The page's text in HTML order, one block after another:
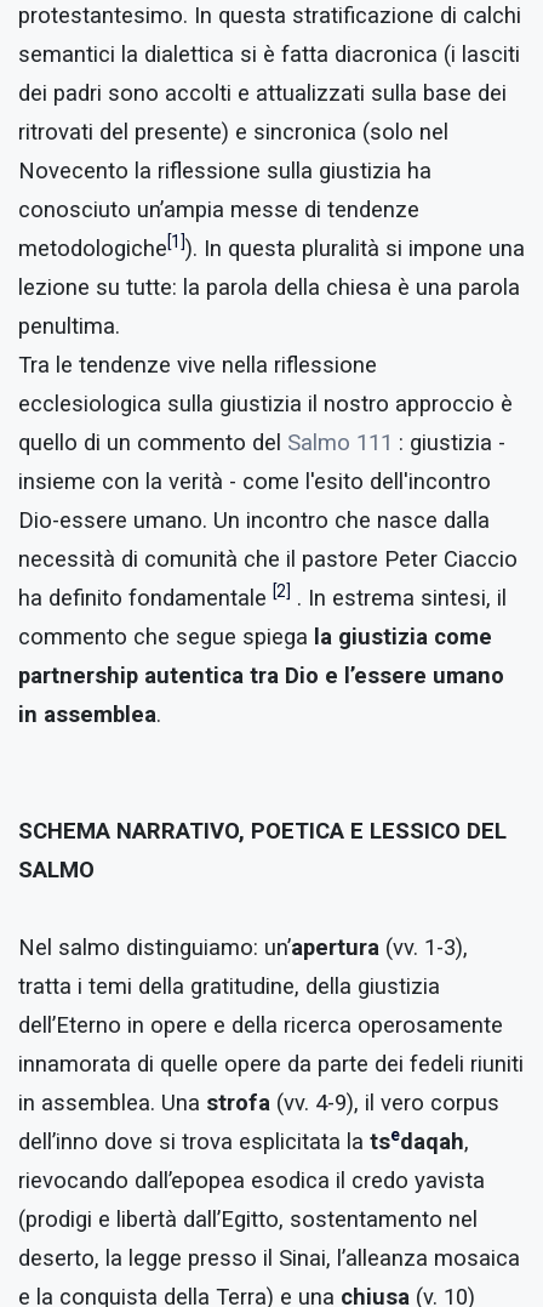
protestantesimo. In questa stratificazione di calchi
semantici la dialettica si è fatta diacronica (i lasciti
dei padri sono accolti e attualizzati sulla base dei
ritrovati del presente) e sincronica (solo nel
Novecento la riflessione sulla giustizia ha
conosciuto un’ampia messe di tendenze
metodologiche[1]). In questa pluralità si impone una
lezione su tutte: la parola della chiesa è una parola
penultima.
Tra le tendenze vive nella riflessione
ecclesiologica sulla giustizia il nostro approccio è
quello di un commento del Salmo 111 : giustizia -
insieme con la verità - come l'esito dell'incontro
Dio-essere umano. Un incontro che nasce dalla
necessità di comunità che il pastore Peter Ciaccio
ha definito fondamentale [2] . In estrema sintesi, il
commento che segue spiega la giustizia come
partnership autentica tra Dio e l’essere umano
in assemblea.
SCHEMA NARRATIVO, POETICA E LESSICO DEL
SALMO
Nel salmo distinguiamo: un’apertura (vv. 1-3),
tratta i temi della gratitudine, della giustizia
dell’Eterno in opere e della ricerca operosamente
innamorata di quelle opere da parte dei fedeli riuniti
in assemblea. Una strofa (vv. 4-9), il vero corpus
dell’inno dove si trova esplicitata la tsedaqah,
rievocando dall’epopea esodica il credo yavista
(prodigi e libertà dall’Egitto, sostentamento nel
deserto, la legge presso il Sinai, l’alleanza mosaica
e la conquista della Terra) e una chiusa (v. 10)